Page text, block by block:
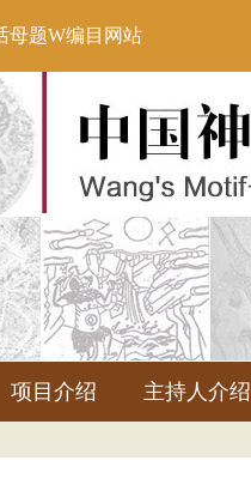
母题W编目网站
项目介绍 主持人介绍